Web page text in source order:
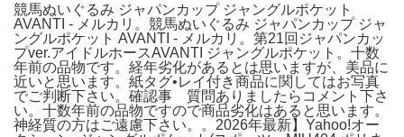
競馬ぬいぐるみ ジャパンカップ ジャングルポケット
AVANTI - メルカリ。競馬ぬいぐるみ ジャパンカップ ジャ
ングルポケット AVANTI - メルカリ。第21回ジャパンカッ
プver.アイドルホースAVANTI ジャングルポケット。十数
年前の品物です。経年劣化があるとは思いますが、美品に
近いと思います。紙タグ•レイ付き商品に関してはお写真
でご判断下さい。確認事 質問ありましたらコメント下さ
い。十数年前の品物ですので商品劣化はあると思います。
神経質の方はご遠慮下さい。。2026年最新】Yahoo!オー